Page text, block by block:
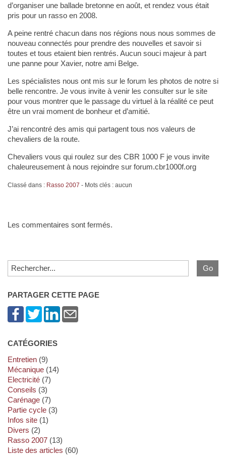
d’organiser une ballade bretonne en août, et rendez vous était
pris pour un rasso en 2008.
A peine rentré chacun dans nos régions nous nous sommes de
nouveau connectés pour prendre des nouvelles et savoir si
toutes et tous etaient bien rentrés. Aucun souci majeur à part
une panne pour Xavier, notre ami Belge.
Les spécialistes nous ont mis sur le forum les photos de notre si
belle rencontre. Je vous invite à venir les consulter sur le site
pour vous montrer que le passage du virtuel à la réalité ce peut
être un vrai moment de bonheur et d’amitié.
J’ai rencontré des amis qui partagent tous nos valeurs de
chevaliers de la route.
Chevaliers vous qui roulez sur des CBR 1000 F je vous invite
chaleureusement à nous rejoindre sur forum.cbr1000f.org
Classé dans : Rasso 2007 - Mots clés : aucun
Les commentaires sont fermés.
PARTAGER CETTE PAGE
CATÉGORIES
Entretien(9)
Mécanique(14)
Electricité(7)
Conseils (3)
Carénage(7)
Partie cycle(3)
Infos site(1)
Divers (2)
Rasso 2007(13)
Liste des articles (60)